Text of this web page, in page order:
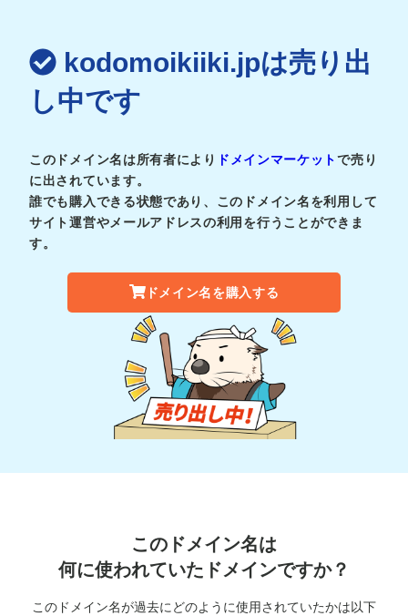
kodomoikiiki.jpは売り出
し中です
このドメイン名は所有者により ドメインマーケットで売り
に出されています。
誰でも購入できる状態であり、このドメイン名を利用して
サイト運営やメールアドレスの利用を行うことができま
す。
ドメイン名を購入する
このドメイン名は
何に使われていたドメインですか？
このドメイン名が過去にどのように使用されていたかは以下